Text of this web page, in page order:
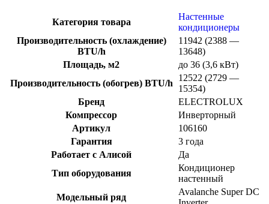
Категория товара
Настенные
кондиционеры
Производительность (охлаждение)
BTU/h
11942 (2388 —
13648)
Площадь, м2
до 36 (3,6 кВт)
Производительность (обогрев) BTU/h
12522 (2729 —
15354)
Бренд
ELECTROLUX
Компрессор
Инверторный
Артикул
106160
Гарантия
3 года
Работает с Алисой
Да
Тип оборудования
Кондиционер
настенный
Модельный ряд
Avalanche Super DC